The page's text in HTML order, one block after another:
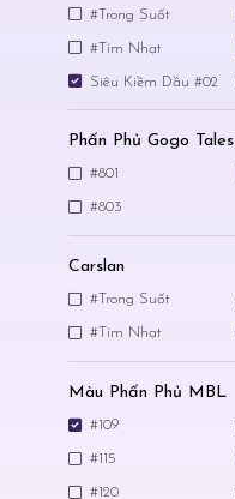
#Trong Suốt
#Tím Nhạt
Siêu Kiềm Dầu #02
Phấn Phủ Gogo Tales
#801
#803
Carslan
#Trong Suốt
#Tím Nhạt
Màu Phấn Phủ MBL
#109
#115
#120